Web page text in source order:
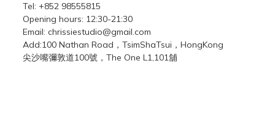
Tel: +852 98555815
Opening hours: 12:30-21:30
Email: chrissiestudio@gmail.com
Add:100 Nathan Road，TsimShaTsui，HongKong
尖沙嘴彌敦道100號，The One L1,101舖